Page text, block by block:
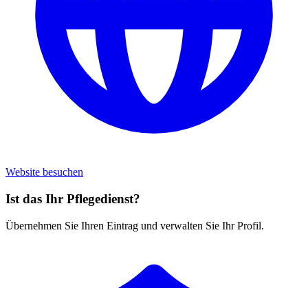
Website besuchen
Ist das Ihr Pflegedienst?
Übernehmen Sie Ihren Eintrag und verwalten Sie Ihr Profil.